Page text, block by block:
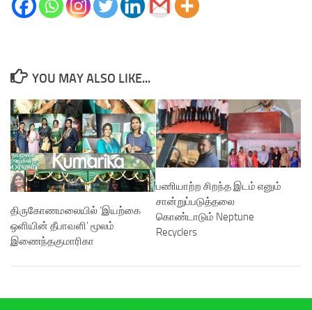
YOU MAY ALSO LIKE...
திருகோணமலையில் ‘இயற்கை
ஒளியின் தீபாவளி’ மூலம்
இணைந்தகுமாரிகா
பணியாற்ற சிறந்த இடம் எனும்
சான்றுப்படுத்தலை
கொண்டாடும் Neptune
Recyclers